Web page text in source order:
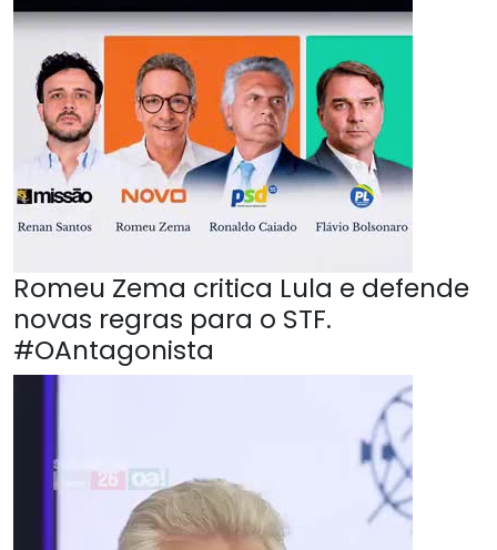
Romeu Zema critica Lula e defende
novas regras para o STF.
#OAntagonista